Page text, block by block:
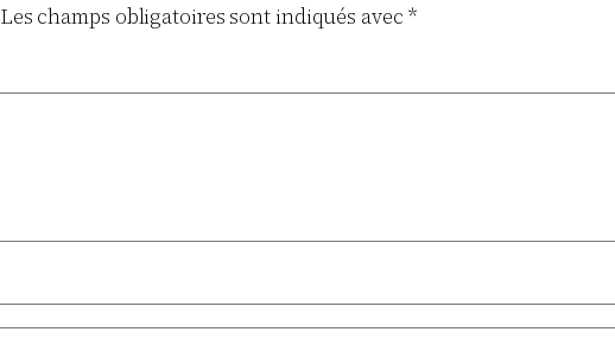
Les champs obligatoires sont indiqués avec *